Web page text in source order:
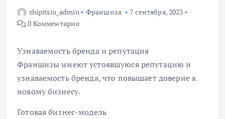
shipitsin_admin Франшиза
7 сентября, 2023
0 Комментарии
Узнаваемость бренда и репутация
Франшизы имеют устоявшуюся репутацию и
узнаваемость бренда, что повышает доверие к
новому бизнесу.
Готовая бизнес-модель